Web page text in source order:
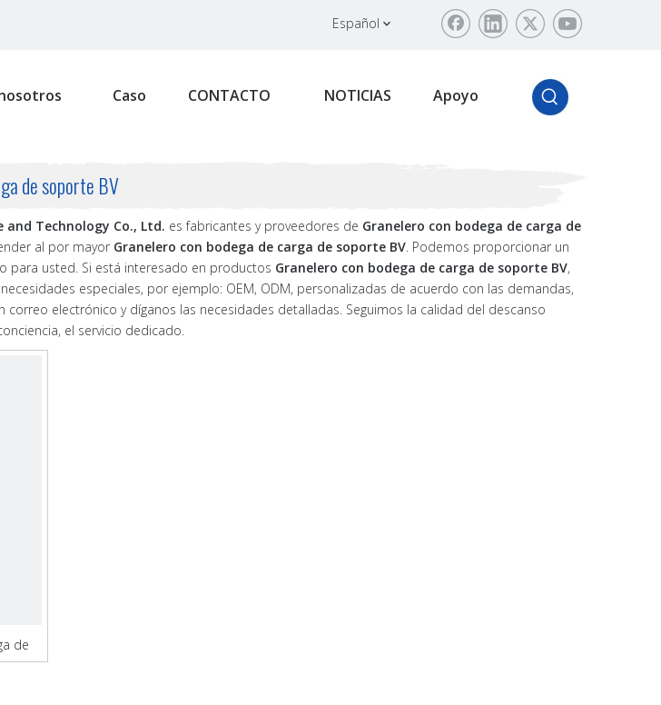
Español
Caso CONTACTO NOTICIAS Apoyo
de soporte BV
and Technology Co., Ltd. es fabricantes y proveedores de Granelero con bodega de carga de
al por mayor Granelero con bodega de carga de soporte BV. Podemos proporcionar un
para usted. Si está interesado en productos Granelero con bodega de carga de soporte BV,
especiales, por ejemplo: OEM, ODM, personalizadas de acuerdo con las demandas,
correo electrónico y díganos las necesidades detalladas. Seguimos la calidad del descanso
el servicio dedicado.
de